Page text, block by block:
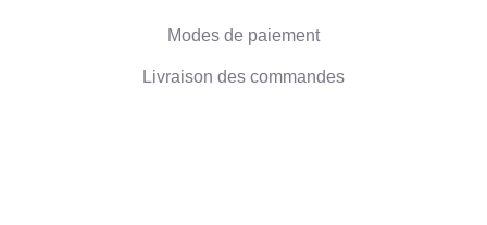
Modes de paiement
Livraison des commandes